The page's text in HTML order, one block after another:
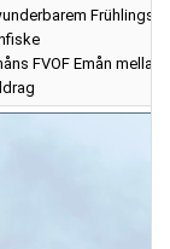
FVOF Emån